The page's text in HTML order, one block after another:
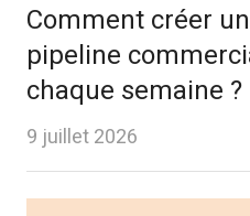
Comment créer
pipeline
chaque semaine ?
9 juillet 2026